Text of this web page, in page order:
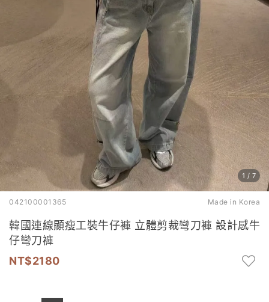
1 / 7
042100001365 Made in Korea
韓國連線顯瘦工裝牛仔褲 立體剪裁彎刀褲 設計感牛
仔彎刀褲
2180